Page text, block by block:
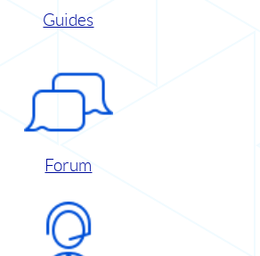
Guides
Forum